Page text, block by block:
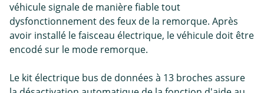
véhicule signale de manière fiable tout
dysfonctionnement des feux de la remorque. Après
avoir installé le faisceau électrique, le véhicule doit être
encodé sur le mode remorque.
Le kit électrique bus de données à 13 broches assure